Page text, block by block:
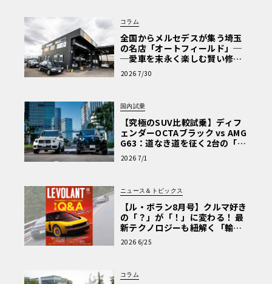
コラム
全国からメルセデスが集う埼玉
の名店「オートフィールド」─
─愛車を末永く楽しむ賢い修理
術と、プロがフックス製オイル
を選ぶ理由〈PR〉
2026 7/30
国内試乗
【究極のSUV比較試乗】ディフ
ェンダーOCTAブラック vs AMG
G63：道なき道を征く2台の「対
極的アプローチ」
2026 7/1
ニュース＆トピックス
【ル・ボラン8月号】クルマ好き
の「？」が「！」に変わる！ 最
新テクノロジーも紐解く「輸入
車Q&A」
2026 6/25
コラム